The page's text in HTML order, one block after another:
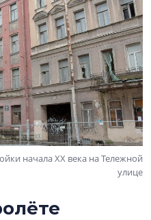
начала XX века на Тележной
улице